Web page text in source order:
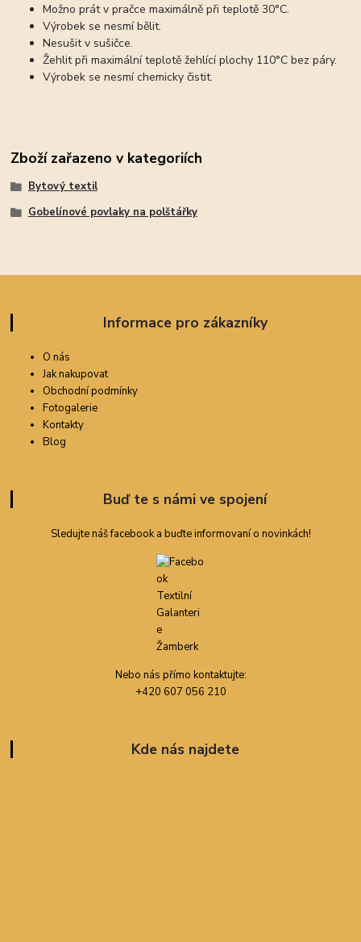
Možno prát v pračce maximálně při teplotě 30°C.
Výrobek se nesmí bělit.
Nesušit v sušičce.
Žehlit při maximální teplotě žehlící plochy 110°C bez páry.
Výrobek se nesmí chemicky čistit.
Zboží zařazeno v kategoriích
Bytový textil
Gobelínové povlaky na polštářky
Informace pro zákazníky
O nás
Jak nakupovat
Obchodní podmínky
Fotogalerie
Kontakty
Blog
Buď te s námi ve spojení
Sledujte náš facebook a buďte informovaní o novinkách!
Nebo nás přímo kontaktujte:
+420 607 056 210
Kde nás najdete